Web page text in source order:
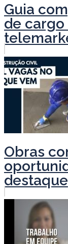
Guia
de
Obras
destaque